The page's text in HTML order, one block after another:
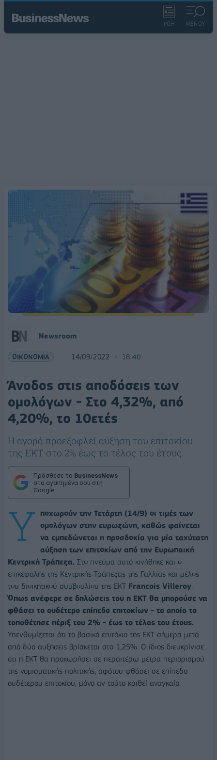
ΡΟΗ ΜΕΝΟΥ
Newsroom
ΟΙΚΟΝΟΜΙΑ 14/09/2022 18:40
Άνοδος στις αποδόσεις των
ομολόγων - Στο 4,32%, από
4,20%, το 10ετές
Η αγορά προεξοφλεί αύξηση του επιτοκίου
της ΕΚΤ στο 2% έως το τέλος του έτους.
Πρόσθεσε το BusinessNews
στα αγαπημένα σου στη
Google
Υ
ποχωρούν την Τετάρτη (14/9) οι τιμές των
ομολόγων στην ευρωζώνη, καθώς φαίνεται
να εμπεδώνεται η προσδοκία για μία ταχύτατη
αύξηση των επιτοκίων από την Ευρωπαική
Κεντρική Τράπεζα. Στο πνεύμα αυτό κινήθηκε και ο
επικεφαλής της Κεντρικής Τράπεζας της Γαλλίας και μέλος
του διοικητικού συμβουλίου της ΕΚΤ Francois Villeroy.
Όπως ανέφερε σε δηλώσεις του η ΕΚΤ θα μπορούσε να
φθάσει το ουδέτερο επίπεδο επιτοκίων - το οποίο το
τοποθέτησε πέριξ του 2% - έως το τέλος του έτους.
Υπενθυμίζεται ότι το βασικό επιτόκιο της ΕΚΤ σήμερα μετά
από δύο αυξήσεις βρίσκεται στο 1,25%. Ο ίδιος διευκρίνισε
ότι η ΕΚΤ θα προχωρήσει σε περαιτέρω μέτρα περιορισμού
της νομισματικής πολιτικής, αφότου φθάσει σε επίπεδο
ουδέτερου επιτοκίου, μόνο αν τούτο κριθεί αναγκαίο.